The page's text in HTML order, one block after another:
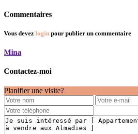
Commentaires
Vous devez login pour publier un commentaire
Mina
Contactez-moi
Planifier une visite?